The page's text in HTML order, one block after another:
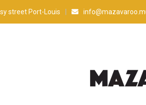
street Port-Louis